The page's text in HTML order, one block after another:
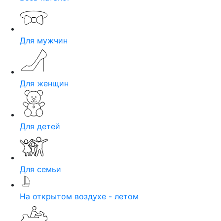
Для мужчин
Для женщин
Для детей
Для семьи
На открытом воздухе - летом